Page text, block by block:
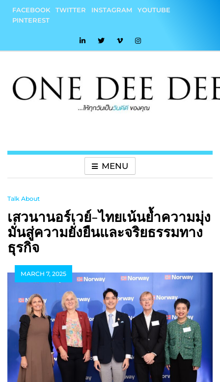
content
FACEBOOK TWITTER INSTAGRAM
YOUTUBE
PINTEREST
MENU
Talk About
เสวนานอร์เวย์-ไทยเน้นย้ำความมุ่ง
มั่นสู่ความยั่งยืนและจริยธรรมทาง
ธุรกิจ
MARCH 7, 2025